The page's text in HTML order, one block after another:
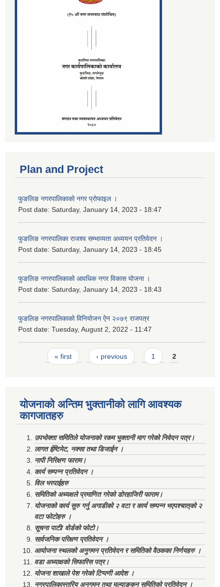
Plan and Project
फुङलिङ नगरपालिकाको नगर प्रोफाइल ।
Post date: Saturday, January 14, 2023 - 18:47
फुङलिङ नगरपालिका राजश्व सम्भाव्यता अध्ययन प्रतिवेदन ।
Post date: Saturday, January 14, 2023 - 18:45
फुङलिङ नगरपालिकाको आवधिक नगर विकास योजना ।
Post date: Saturday, January 14, 2023 - 18:43
फुङलिङ नगरपालिकाको विनियोजन ऐन २०७९ राजपत्र
Post date: Tuesday, August 2, 2022 - 11:47
Pages« first ‹ previous 1 2
योजनाको अन्तिम भुक्तानीको लागि आवश्यक
कागजातहरु
उपभोक्ता समितिले योजनाको रकम भुक्तानी माग गरेको निवेदन पत्र।
लागत ईष्टिमेट, नक्सा तथा डिजाईन ।
नापी निरिक्षण फाराम।
कार्य सम्पन्न प्रतिवेदन ।
विल भरपाईहरु
समितिको अध्यक्षले प्रमाणित गरेको डोरहाजिरी फाराम।
योजनाको कार्य सुरु गर्नु अगाडीको २ वटा र कार्य सम्पन्न भएपश्चात्‌को २
वटा फोटोहरु ।
सूचना पाटी/ वोर्डको फोटो।
सार्वजनिक परिक्षण प्रतिवेदन ।
आयोजना स्थलको अनुगमन प्रतिवेदन र समितिको वैठकका निर्णयहरु ।
वडा अध्याक्षको सिफारिस पत्र।
योजना शाखाले पेश गरेको टिप्पणी आदेश ।
नगरपालिकास्तरिय अनुगमन तथा मुल्याङ्कन समितिको प्रतिवेदन ।